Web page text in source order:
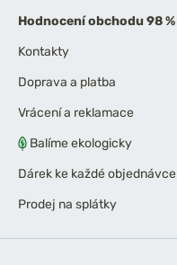
Hodnocení obchodu 98 %
Kontakty
Doprava a platba
Vrácení a reklamace
Balíme ekologicky
Dárek ke každé objednávce
Prodej na splátky